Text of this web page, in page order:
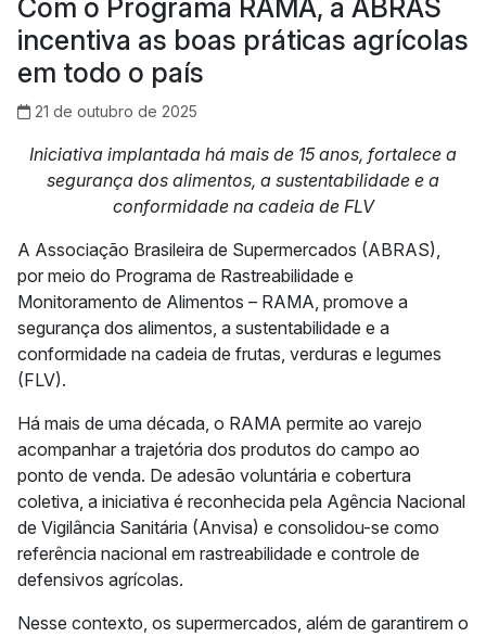
Com o Programa RAMA, a ABRAS
incentiva as boas práticas agrícolas
em todo o país
21 de outubro de 2025
Iniciativa implantada há mais de 15 anos, fortalece a
segurança dos alimentos, a sustentabilidade e a
conformidade na cadeia de FLV
A Associação Brasileira de Supermercados (ABRAS),
por meio do Programa de Rastreabilidade e
Monitoramento de Alimentos – RAMA, promove a
segurança dos alimentos, a sustentabilidade e a
conformidade na cadeia de frutas, verduras e legumes
(FLV).
Há mais de uma década, o RAMA permite ao varejo
acompanhar a trajetória dos produtos do campo ao
ponto de venda. De adesão voluntária e cobertura
coletiva, a iniciativa é reconhecida pela Agência Nacional
de Vigilância Sanitária (Anvisa) e consolidou-se como
referência nacional em rastreabilidade e controle de
defensivos agrícolas.
Nesse contexto, os supermercados, além de garantirem o